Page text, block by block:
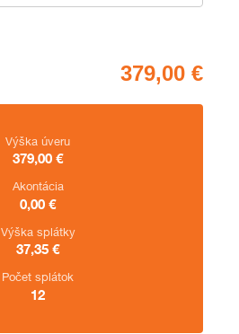
Výška úveru
379,00 €
Akontácia
0,00 €
Výška splátky
37,35 €
Počet splátok
12